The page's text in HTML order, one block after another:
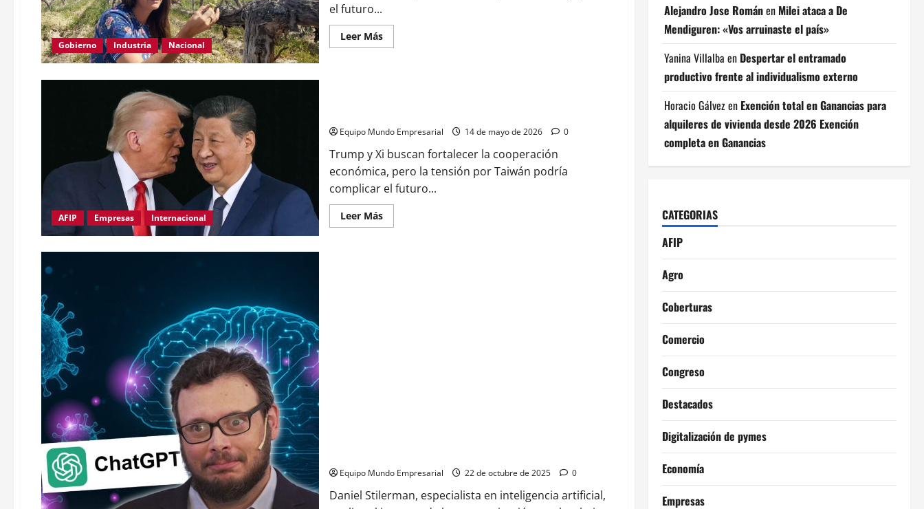
Gobierno Industria Nacional
el futuro...
Leer MásLeer
más
AFIP Empresas Internacional
Equipo Mundo Empresarial 14 de mayo de 2026 0
Trump y Xi buscan fortalecer la cooperación
económica, pero la tensión por Taiwán podría
complicar el futuro...
Leer MásLeer
más
Equipo Mundo Empresarial 22 de octubre de 2025 0
Daniel Stilerman, especialista en inteligencia artificial,
Alejandro Jose Románen Milei ataca a De
Mendiguren: «Vos arruinaste el país»
Yanina Villalba en Despertar el entramado
productivo frente al individualismo externo
Horacio Gálvezen Exención total en Ganancias para
alquileres de vivienda desde 2026 Exención
completa en Ganancias
CATEGORIAS
AFIP
Agro
Coberturas
Comercio
Congreso
Destacados
Digitalización de pymes
Economía
Empresas